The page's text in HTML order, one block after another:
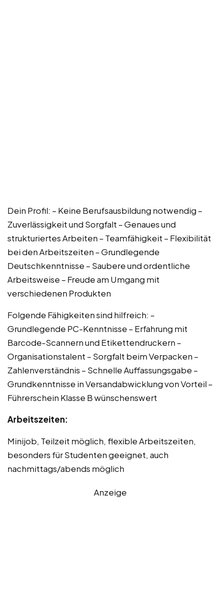
Dein Profil: – Keine Berufsausbildung notwendig –
Zuverlässigkeit und Sorgfalt – Genaues und
strukturiertes Arbeiten – Teamfähigkeit – Flexibilität
bei den Arbeitszeiten – Grundlegende
Deutschkenntnisse – Saubere und ordentliche
Arbeitsweise – Freude am Umgang mit
verschiedenen Produkten
Folgende Fähigkeiten sind hilfreich: –
Grundlegende PC-Kenntnisse – Erfahrung mit
Barcode-Scannern und Etikettendruckern –
Organisationstalent – Sorgfalt beim Verpacken –
Zahlenverständnis – Schnelle Auffassungsgabe –
Grundkenntnisse in Versandabwicklung von Vorteil –
Führerschein Klasse B wünschenswert
Arbeitszeiten:
Minijob, Teilzeit möglich, flexible Arbeitszeiten,
besonders für Studenten geeignet, auch
nachmittags/abends möglich
Anzeige